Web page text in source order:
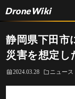
DroneWiki
静岡県下田市
災害を想定し
2024.03.28 ニュース